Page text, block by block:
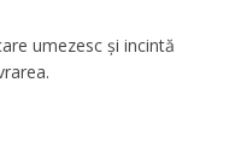
umezesc și incintă